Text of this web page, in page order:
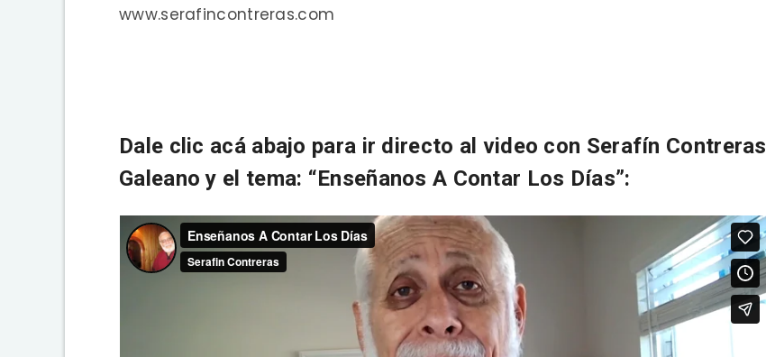
www.serafincontreras.com
Dale clic acá abajo para ir directo al video con Serafín Contreras
Galeano y el tema: “Enseñanos A Contar Los Días”: